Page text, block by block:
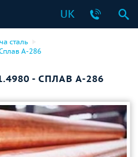
UK
сталь
A-286
- СПЛАВ A-286